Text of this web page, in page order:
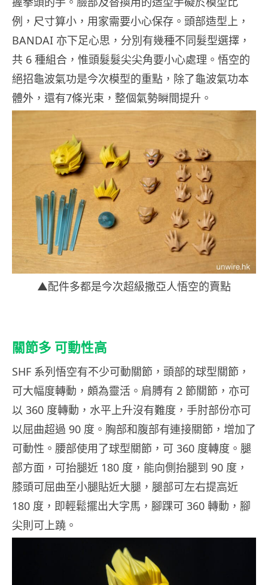
例，尺寸算小，用家需要小心保存。頭部造型上，
BANDAI 亦下足心思，分別有幾種不同髮型選擇，
共 6 種組合，惟頭髮髮尖尖角要小心處理。悟空的
絕招龜波氣功是今次模型的重點，除了龜波氣功本
體外，還有7條光束，整個氣勢瞬間提升。
▲配件多都是今次超級撒亞人悟空的賣點
關節多 可動性高
SHF 系列悟空有不少可動關節，頭部的球型關節，
可大幅度轉動，頗為靈活。肩膊有 2 節關節，亦可
以 360 度轉動，水平上升沒有難度，手肘部份亦可
以屈曲超過 90 度。胸部和腹部有連接關節，增加了
可動性。腰部使用了球型關節，可 360 度轉度。腿
部方面，可抬腿近 180 度，能向側抬腿到 90 度，
膝頭可屈曲至小腿貼近大腿，腿部可左右提高近
180 度，即輕鬆擺出大字馬，腳踝可 360 轉動，腳
尖則可上蹺。